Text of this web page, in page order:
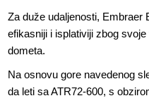
Za duže udaljenosti, Embraer
efikasniji i isplativiji zbog
dometa.
Na osnovu gore navedenog
da leti sa ATR72-600, s